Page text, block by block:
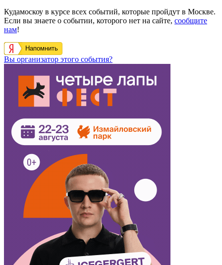
Кудамоскоу в курсе всех событий, которые пройдут в Москве.
Если вы знаете о событии, которого нет на сайте, сообщите
нам!
Напомнить
Вы организатор этого события?